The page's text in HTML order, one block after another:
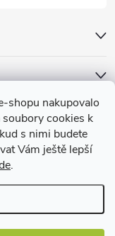
shopu nakupovalo
cookies k
s nimi budete
Vám ještě lepší
.